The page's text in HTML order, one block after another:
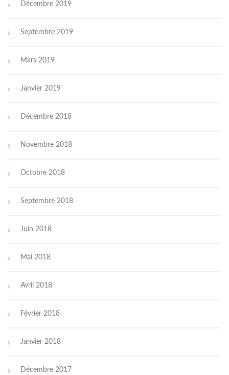
Décembre 2019
Septembre 2019
Mars 2019
Janvier 2019
Décembre 2018
Novembre 2018
Octobre 2018
Septembre 2018
Juin 2018
Mai 2018
Avril 2018
Février 2018
Janvier 2018
Décembre 2017